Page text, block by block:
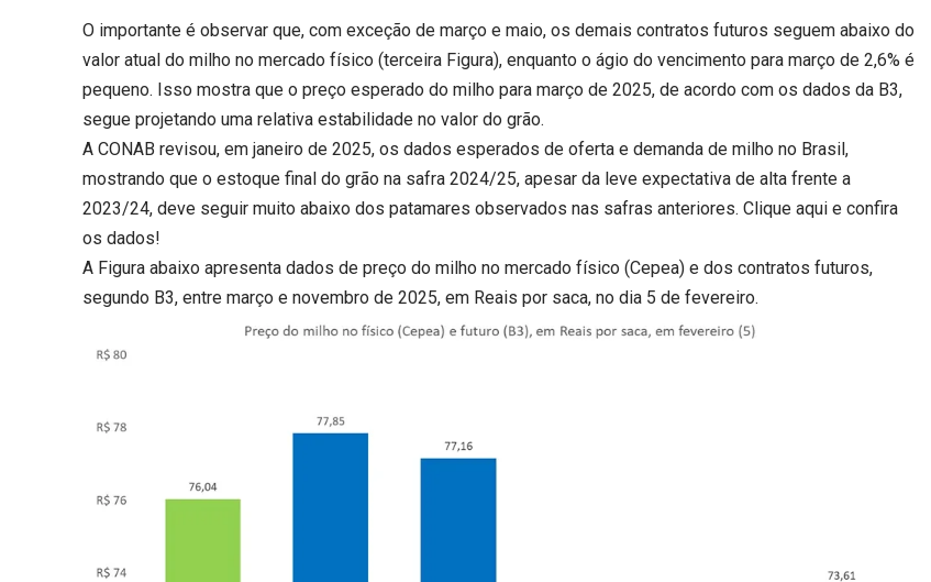
O importante é observar que, com exceção de março e maio, os demais contratos futuros seguem abaixo do
valor atual do milho no mercado físico (terceira Figura), enquanto o ágio do vencimento para março de 2,6% é
pequeno. Isso mostra que o preço esperado do milho para março de 2025, de acordo com os dados da B3,
segue projetando uma relativa estabilidade no valor do grão.
A CONAB revisou, em janeiro de 2025, os dados esperados de oferta e demanda de milho no Brasil,
mostrando que o estoque final do grão na safra 2024/25, apesar da leve expectativa de alta frente a
2023/24, deve seguir muito abaixo dos patamares observados nas safras anteriores.Clique aqui e confira
os dados!
A Figura abaixo apresenta dados de preço do milho no mercado físico (Cepea) e dos contratos futuros,
segundo B3, entre março e novembro de 2025, em Reais por saca, no dia 5 de fevereiro.